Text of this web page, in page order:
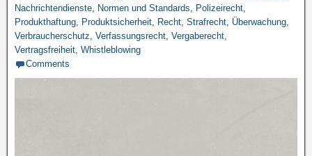
Nachrichtendienste, Normen und Standards, Polizeirecht,
Produkthaftung, Produktsicherheit, Recht, Strafrecht, Überwachung,
Verbraucherschutz, Verfassungsrecht, Vergaberecht,
Vertragsfreiheit, Whistleblowing
Comments